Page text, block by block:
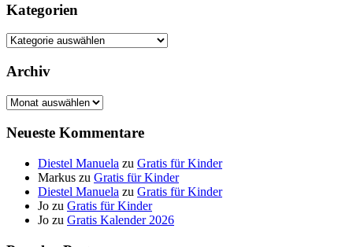
Kategorien
Kategorien
Archiv
Archiv
Neueste Kommentare
Diestel Manuela zu Gratis für Kinder
Markus zu Gratis für Kinder
Diestel Manuela zu Gratis für Kinder
Jo zu Gratis für Kinder
Jo zu Gratis Kalender 2026